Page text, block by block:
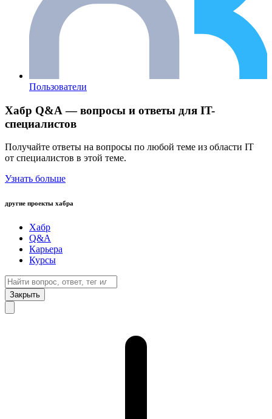
Пользователи
Хабр Q&A — вопросы и ответы для IT-
специалистов
Получайте ответы на вопросы по любой теме из области IT
от специалистов в этой теме.
Узнать больше
другие проекты хабра
Хабр
Q&A
Карьера
Курсы
Закрыть